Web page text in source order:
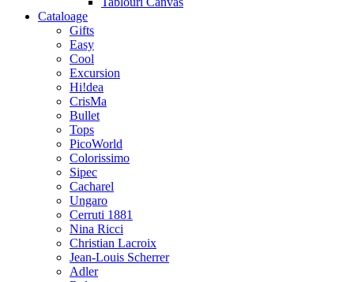
Cataloage
Gifts
Easy
Cool
Excursion
Hi!dea
CrisMa
Bullet
Tops
PicoWorld
Colorissimo
Sipec
Cacharel
Ungaro
Cerruti 1881
Nina Ricci
Christian Lacroix
Jean-Louis Scherrer
Adler